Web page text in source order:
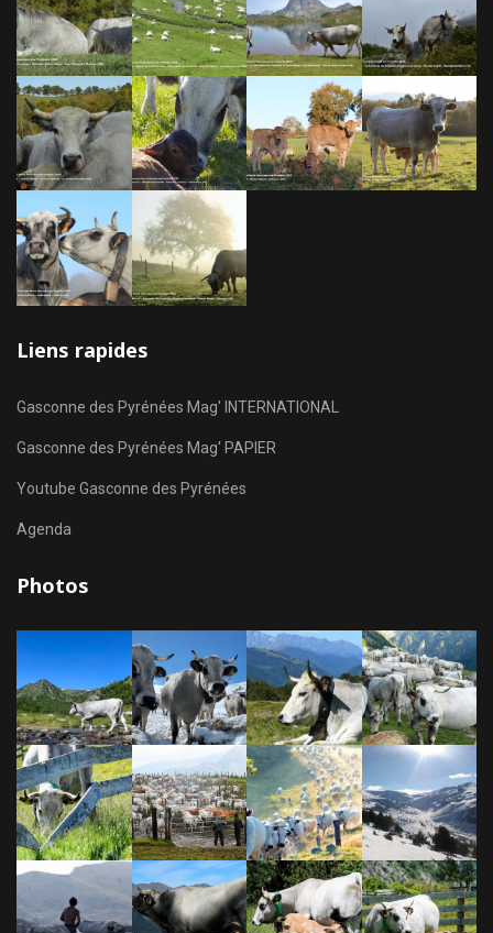
Liens rapides
Gasconne des Pyrénées Mag' INTERNATIONAL
Gasconne des Pyrénées Mag' PAPIER
Youtube Gasconne des Pyrénées
Agenda
Photos